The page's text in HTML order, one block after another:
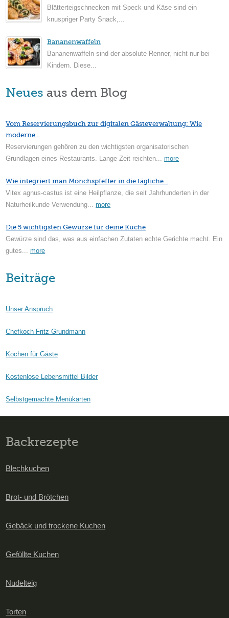
Blätterteigschnecken mit Speck und Käse sind ein
knuspriger Party Snack,...
Bananenwaffeln
Bananenwaffeln sind der absolute Renner, nicht nur bei
Kindern. Diese...
Neues aus dem Blog
Vom Reservierungsbuch zur digitalen Gästeverwaltung: Wie
moderne...
Reservierungen gehören zu den wichtigsten organisatorischen
Grundlagen eines Restaurants. Lange Zeit reichten...more
Wie integriert man Mönchspfeffer in die tägliche...
Vitex agnus-castus ist eine Heilpflanze, die seit Jahrhunderten in der
Naturheilkunde Verwendung...more
Die 5 wichtigsten Gewürze für deine Küche
Gewürze sind das, was aus einfachen Zutaten echte Gerichte macht. Ein
gutes...more
Beiträge
Unser Anspruch
Chefkoch Fritz Grundmann
Kochen für Gäste
Kostenlose Lebensmittel Bilder
Selbstgemachte Menükarten
Backrezepte
Blechkuchen
Brot- und Brötchen
Gebäck und trockene Kuchen
Gefüllte Kuchen
Nudelteig
Torten